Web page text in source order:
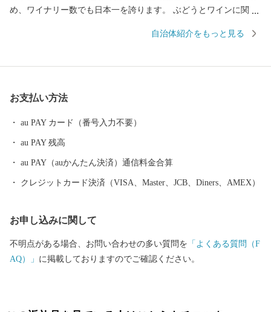
め、ワイナリー数でも日本一を誇ります。 ぶどうとワインに関し
20歳未満の飲酒は法律で禁止されています。
自治体紹介をもっと見る
お支払い方法
au PAY カード（番号入力不要）
au PAY 残高
au PAY（auかんたん決済）通信料金合算
クレジットカード決済（VISA、Master、JCB、Diners、AMEX）
お申し込みに関して
不明点がある場合、お問い合わせの多い質問を 「よくある質問（F
AQ）」 に掲載しておりますのでご確認ください。